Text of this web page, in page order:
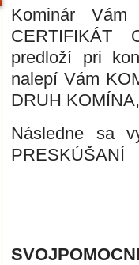
Kominár
predloží pri
nalepí Vám
DRUH
Následne sa
PRESKÚŠANÍ